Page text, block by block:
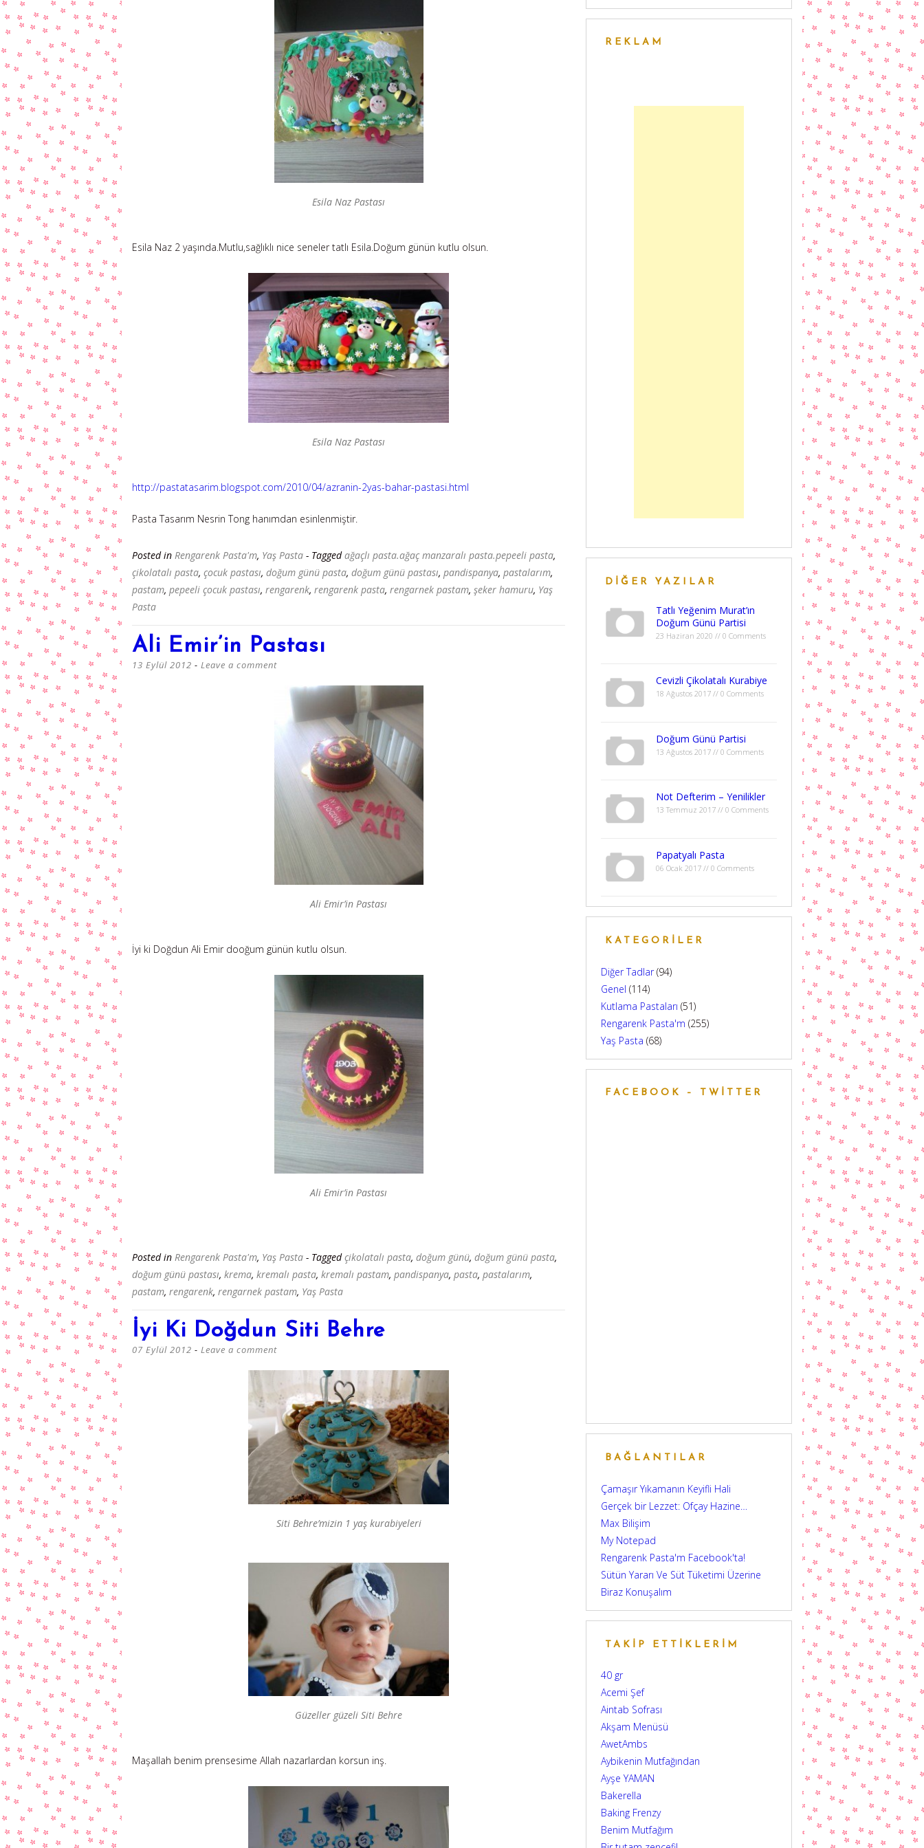
Esila Naz Pastası
Esila Naz 2 yaşında.Mutlu,sağlıklı nice seneler tatlı Esila.Doğum günün kutlu olsun.
Esila Naz Pastası
http://pastatasarim.blogspot.com/2010/04/azranin-2yas-bahar-pastasi.html
Pasta Tasarım Nesrin Tong hanımdan esinlenmiştir.
Posted in Rengarenk Pasta'm, Yaş Pasta - Taggedağaçlı pasta.ağaç manzaralı pasta.pepeeli pasta,
çikolatalı pasta, çocuk pastası, doğum günü pasta, doğum günü pastası, pandispanya, pastalarım,
pastam, pepeeli çocuk pastası, rengarenk, rengarenk pasta, rengarnek pastam, şeker hamuru, Yaş
Pasta
Ali Emir’in Pastası
13 Eylül 2012 Leave a comment
Ali Emir’in Pastası
İyi ki Doğdun Ali Emir dooğum günün kutlu olsun.
Ali Emir’in Pastası
Posted in Rengarenk Pasta'm, Yaş Pasta - Taggedçikolatalı pasta, doğum günü, doğum günü pasta,
doğum günü pastası, krema, kremalı pasta, kremalı pastam, pandispanya, pasta, pastalarım,
pastam, rengarenk, rengarnek pastam, Yaş Pasta
İyi Ki Doğdun Siti Behre
07 Eylül 2012 Leave a comment
Siti Behre’mizin 1 yaş kurabiyeleri
Güzeller güzeli Siti Behre
Maşallah benim prensesime Allah nazarlardan korsun inş.
REKLAM
DIĞER YAZILAR
Tatlı Yeğenim Murat’ın
Doğum Günü Partisi
23 Haziran 2020 // 0 Comments
Cevizli Çikolatalı Kurabiye
18 Ağustos 2017 // 0 Comments
Doğum Günü Partisi
13 Ağustos 2017 // 0 Comments
Not Defterim – Yenilikler
13 Temmuz 2017 // 0 Comments
Papatyalı Pasta
06 Ocak 2017 // 0 Comments
KATEGORILER
Diğer Tadlar(94)
Genel (114)
Kutlama Pastaları (51)
Rengarenk Pasta'm (255)
Yaş Pasta (68)
FACEBOOK – TWITTER
BAĞLANTILAR
Çamaşır Yıkamanın Keyifli Hali
Gerçek bir Lezzet: Ofçay Hazine…
Max Bilişim
My Notepad
Rengarenk Pasta'm Facebook'ta!
Sütün Yararı Ve Süt Tüketimi Üzerine
Biraz Konuşalım
TAKIP ETTIKLERIM
40 gr
Acemi Şef
Aintab Sofrası
Akşam Menüsü
AwetAmbs
Aybikenin Mutfağından
Ayşe YAMAN
Bakerella
Baking Frenzy
Benim Mutfağım